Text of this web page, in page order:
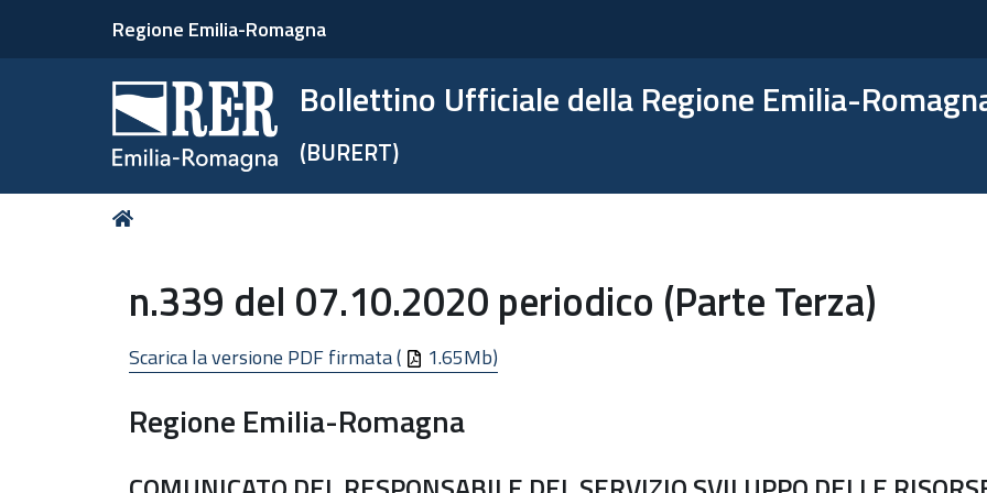
Regione Emilia-Romagna
Bollettino Ufficiale della Regione Emilia-
(BURERT)
Tu
n.339 del 07.10.2020 periodico (Parte Terza)
Scarica la versione PDF firmata ( 1.65Mb)
Regione Emilia-Romagna